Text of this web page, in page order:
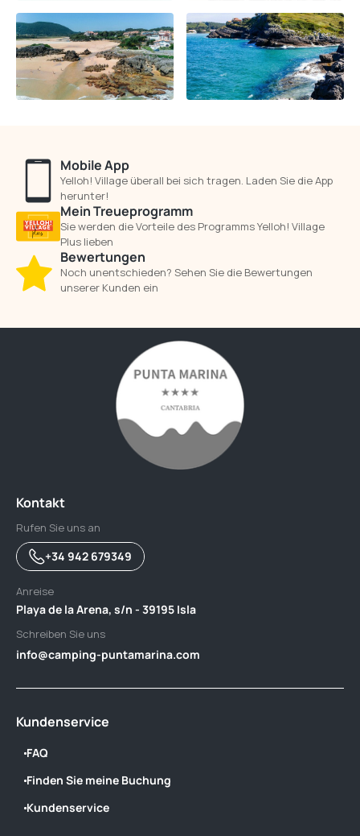
Mobile App
Yelloh! Village überall bei sich tragen. Laden Sie die App
herunter!
Mein Treueprogramm
Sie werden die Vorteile des Programms Yelloh! Village
Plus lieben
Bewertungen
Noch unentschieden? Sehen Sie die Bewertungen
unserer Kunden ein
Kontakt
Rufen Sie uns an
+34 942 679349
Anreise
Playa de la Arena, s/n - 39195 Isla
Schreiben Sie uns
info@camping-puntamarina.com
Kundenservice
FAQ
Finden Sie meine Buchung
Kundenservice